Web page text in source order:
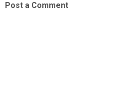
Post a Comment